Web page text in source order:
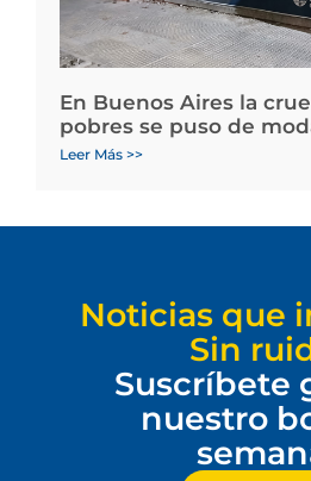
En Buenos Aires la
pobres se puso de
Leer Más >>
Noticias que
Sin
Suscríbete
nuestro